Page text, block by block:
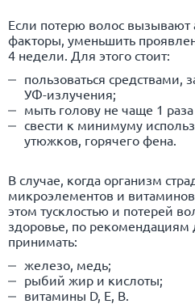
Если потерю волос вызывают
факторы, уменьшить
4 недели. Для этого стоит:
пользоваться
УФ-излучения;
мыть голову не чаще 1
свести к минимуму
утюжков, горячего фена.
В случае, когда организм
микроэлементов и
этом тусклостью и потерей
здоровье, по рекомендациям
принимать:
железо, медь;
рыбий жир и кислоты;
витамины D, E, B.